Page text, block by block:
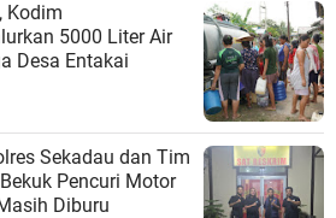
Kodim
5000 Liter Air
Desa Entakai
Sekadau dan Tim
Pencuri Motor
Diburu